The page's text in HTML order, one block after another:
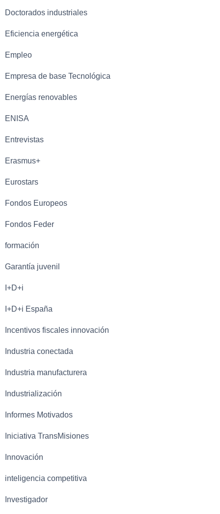
Doctorados industriales
Eficiencia energética
Empleo
Empresa de base Tecnológica
Energías renovables
ENISA
Entrevistas
Erasmus+
Eurostars
Fondos Europeos
Fondos Feder
formación
Garantía juvenil
I+D+i
I+D+i España
Incentivos fiscales innovación
Industria conectada
Industria manufacturera
Industrialización
Informes Motivados
Iniciativa TransMisiones
Innovación
inteligencia competitiva
Investigador